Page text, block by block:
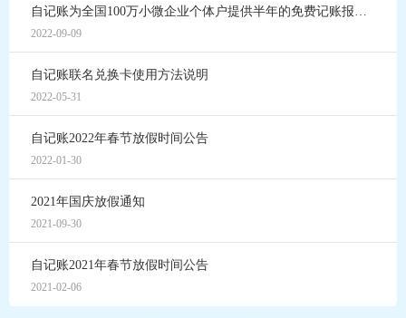
自记账为全国100万小微企业个体户提供半年的免费记账报税服务
2022-09-09
自记账联名兑换卡使用方法说明
2022-05-31
自记账2022年春节放假时间公告
2022-01-30
2021年国庆放假通知
2021-09-30
自记账2021年春节放假时间公告
2021-02-06